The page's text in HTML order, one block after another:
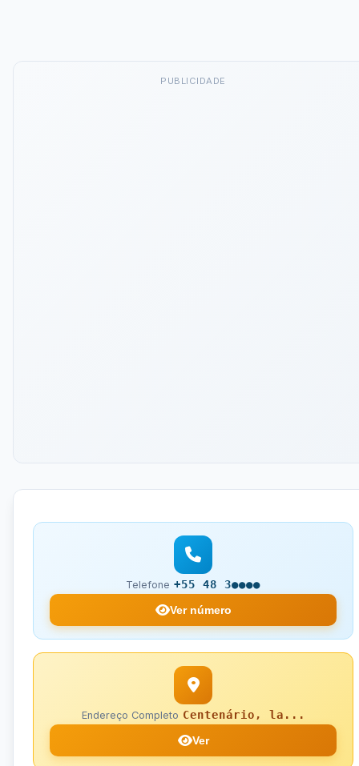
PUBLICIDADE
Telefone +55 48 3●●●●
Ver número
Endereço Completo Centenário, la...
Ver